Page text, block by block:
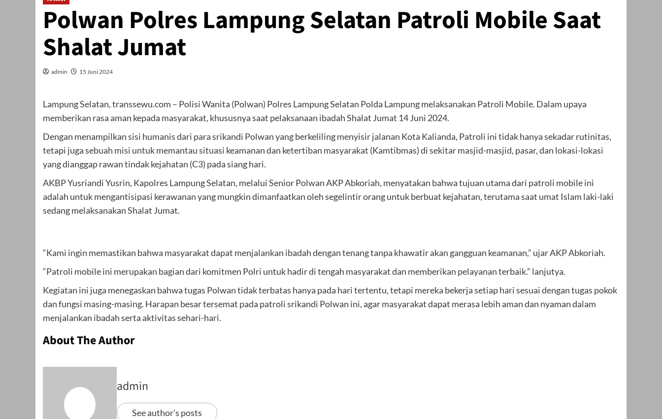
Polwan Polres Lampung Selatan Patroli Mobile Saat
Shalat Jumat
admin 15 Juni 2024
Lampung Selatan, transsewu.com – Polisi Wanita (Polwan) Polres Lampung Selatan Polda Lampung melaksanakan Patroli Mobile. Dalam upaya
memberikan rasa aman kepada masyarakat, khususnya saat pelaksanaan ibadah Shalat Jumat 14 Juni 2024.
Dengan menampilkan sisi humanis dari para srikandi Polwan yang berkeliling menyisir jalanan Kota Kalianda, Patroli ini tidak hanya sekadar rutinitas,
tetapi juga sebuah misi untuk memantau situasi keamanan dan ketertiban masyarakat (Kamtibmas) di sekitar masjid-masjid, pasar, dan lokasi-lokasi
yang dianggap rawan tindak kejahatan (C3) pada siang hari.
AKBP Yusriandi Yusrin, Kapolres Lampung Selatan, melalui Senior Polwan AKP Abkoriah, menyatakan bahwa tujuan utama dari patroli mobile ini
adalah untuk mengantisipasi kerawanan yang mungkin dimanfaatkan oleh segelintir orang untuk berbuat kejahatan, terutama saat umat Islam laki-laki
sedang melaksanakan Shalat Jumat.
“Kami ingin memastikan bahwa masyarakat dapat menjalankan ibadah dengan tenang tanpa khawatir akan gangguan keamanan,” ujar AKP Abkoriah.
“Patroli mobile ini merupakan bagian dari komitmen Polri untuk hadir di tengah masyarakat dan memberikan pelayanan terbaik.” lanjutya.
Kegiatan ini juga menegaskan bahwa tugas Polwan tidak terbatas hanya pada hari tertentu, tetapi mereka bekerja setiap hari sesuai dengan tugas pokok
dan fungsi masing-masing. Harapan besar tersemat pada patroli srikandi Polwan ini, agar masyarakat dapat merasa lebih aman dan nyaman dalam
menjalankan ibadah serta aktivitas sehari-hari.
About The Author
admin
See author's posts